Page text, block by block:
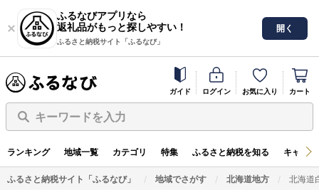
ふるなびアプリなら
返礼品がもっと探しやすい！
ふるさと納税サイト「ふるなび」
開く
ガイド ログイン お気に入り カート
キーワードを入力
ランキング 地域一覧 カテゴリ 特集 ふるさと納税を知る キャン
ふるさと納税サイト「ふるなび」 地域でさがす 北海道地方 北海道